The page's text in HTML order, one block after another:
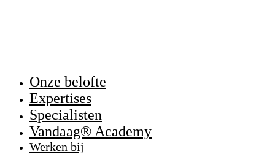
Onze belofte
Expertises
Specialisten
Vandaag® Academy
Werken bij